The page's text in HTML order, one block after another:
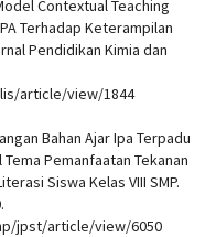
Contextual Teaching
Terhadap Keterampilan
Pendidikan Kimia dan
article/view/1844
Bahan Ajar Ipa Terpadu
Pemanfaatan Tekanan
Siswa Kelas VIII SMP.
jpst/article/view/6050